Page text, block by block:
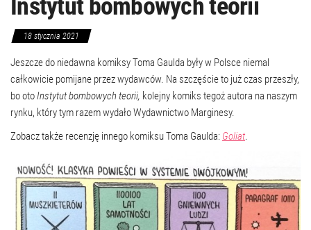
Instytut bombowych teorii
18 stycznia 2021
Jeszcze do niedawna komiksy Toma Gaulda były w Polsce niemal
całkowicie pomijane przez wydawców. Na szczęście to już czas przeszły,
bo otoInstytut bombowych teorii, kolejny komiks tegoż autora na naszym
rynku, który tym razem wydało Wydawnictwo Marginesy.
Zobacz także recenzję innego komiksu Toma Gaulda: Goliat.